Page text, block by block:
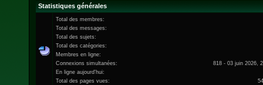
Statistiques générales
Total des membres:
Total des messages:
Total des sujets:
Total des catégories:
Membres en ligne:
Connexions simultanées:
818 - 03 juin 2026,
En ligne aujourd'hui:
Total des pages vues: